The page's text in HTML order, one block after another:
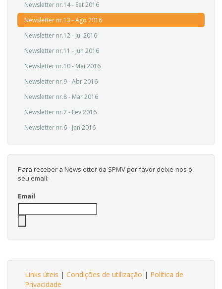
Newsletter nr.14 - Set 2016
Newsletter nr.13 - Ago 2016
Newsletter nr.12 - Jul 2016
Newsletter nr.11 - Jun 2016
Newsletter nr.10 - Mai 2016
Newsletter nr.9 - Abr 2016
Newsletter nr.8 - Mar 2016
Newsletter nr.7 - Fev 2016
Newsletter nr.6 - Jan 2016
Para receber a Newsletter da SPMV por favor deixe-nos o
seu email:
Email
Links úteis | Condições de utilização | Política de
Privacidade